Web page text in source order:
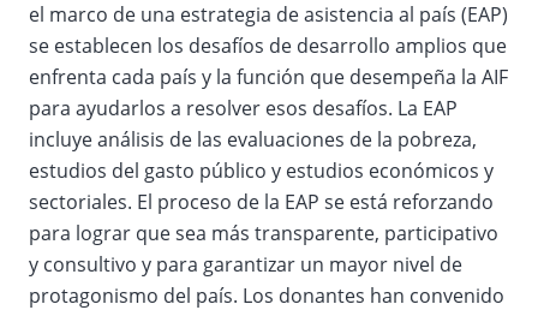
el marco de una estrategia de asistencia al país (EAP)
se establecen los desafíos de desarrollo amplios que
enfrenta cada país y la función que desempeña la AIF
para ayudarlos a resolver esos desafíos. La EAP
incluye análisis de las evaluaciones de la pobreza,
estudios del gasto público y estudios económicos y
sectoriales. El proceso de la EAP se está reforzando
para lograr que sea más transparente, participativo
y consultivo y para garantizar un mayor nivel de
protagonismo del país. Los donantes han convenido